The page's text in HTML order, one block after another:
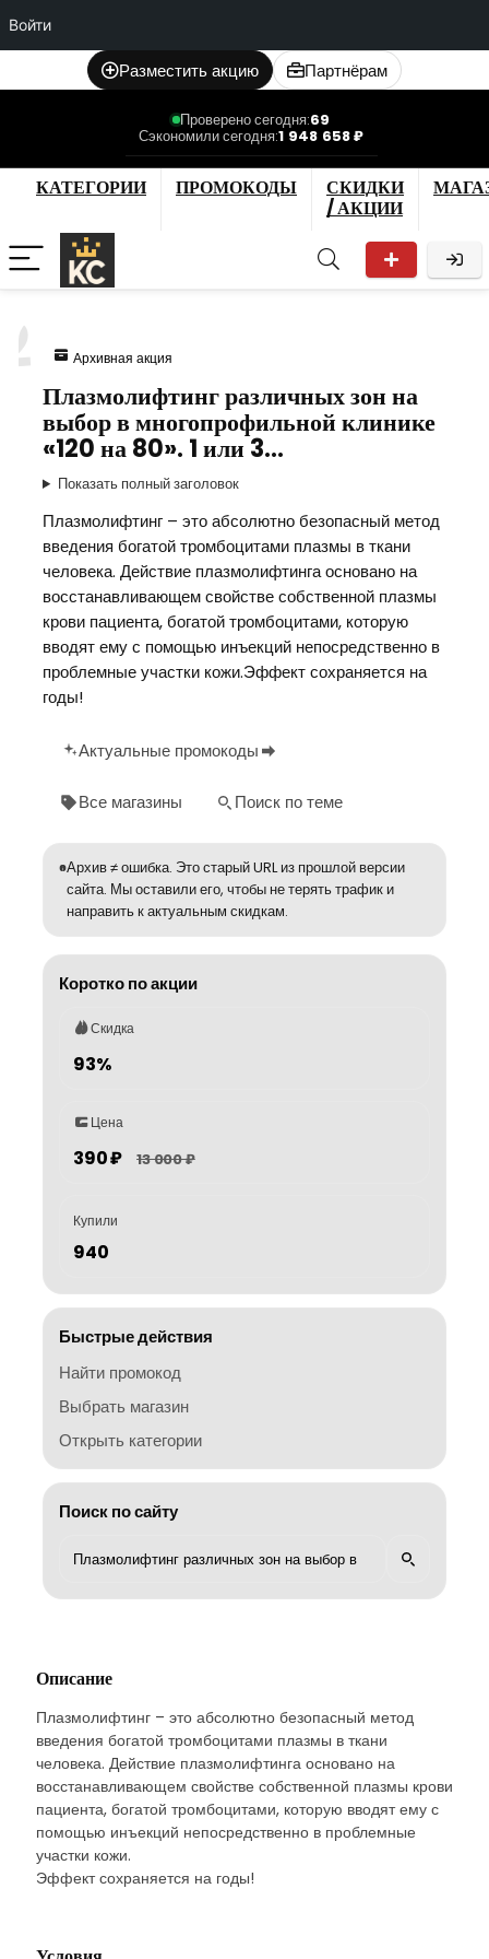
Войти
Разместить акцию Партнёрам
Проверено сегодня:69
Сэкономили сегодня:1 948 658 ₽
КАТЕГОРИИ ПРОМОКОДЫ
СКИДКИ
/ АКЦИИ
Архивная акция
Плазмолифтинг различных зон на
выбор в многопрофильной клинике
«120 на 80». 1 или 3…
Показать полный заголовок
Плазмолифтинг – это абсолютно безопасный метод
введения богатой тромбоцитами плазмы в ткани
человека. Действие плазмолифтинга основано на
восстанавливающем свойстве собственной плазмы
крови пациента, богатой тромбоцитами, которую
вводят ему с помощью инъекций непосредственно в
проблемные участки кожи.Эффект сохраняется на
годы!
Актуальные промокоды
Все магазины Поиск по теме
Архив ≠ ошибка. Это старый URL из прошлой версии
сайта. Мы оставили его, чтобы не терять трафик и
направить к актуальным скидкам.
Коротко по акции
Скидка
93%
Цена
390 ₽ 13 000 ₽
Купили
940
Быстрые действия
Найти промокод
Выбрать магазин
Открыть категории
Поиск по сайту
Описание
Плазмолифтинг – это абсолютно безопасный метод
введения богатой тромбоцитами плазмы в ткани
человека. Действие плазмолифтинга основано на
восстанавливающем свойстве собственной плазмы крови
пациента, богатой тромбоцитами, которую вводят ему с
помощью инъекций непосредственно в проблемные
участки кожи.
Эффект сохраняется на годы!